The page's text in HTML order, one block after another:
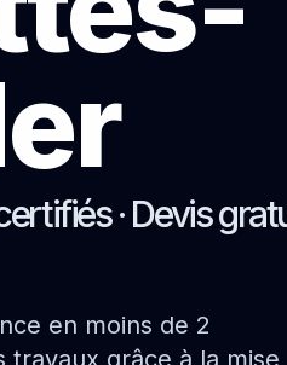
· Devis
en moins de 2
travaux grâce à la mise